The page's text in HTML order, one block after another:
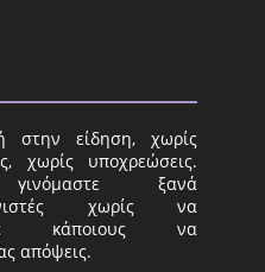
στην είδηση, χωρίς
χωρίς υποχρεώσεις.
ξανά
χωρίς να
κάποιους να
απόψεις.